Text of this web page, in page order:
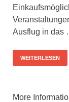
Ausflug in das
WEITERLESEN
More